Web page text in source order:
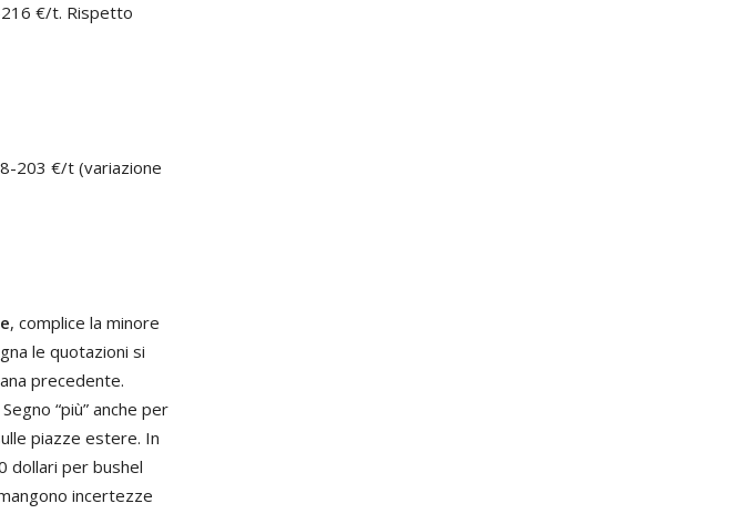
€/t. Rispetto
203 €/t (variazione
, complice la minore
le quotazioni si
precedente.
“più” anche per
piazze estere. In
dollari per bushel
incertezze